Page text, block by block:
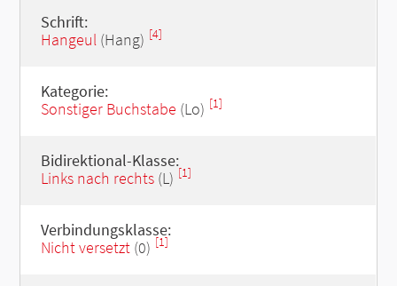
Schrift:
Hangeul(Hang) [4]
Kategorie:
Sonstiger Buchstabe (Lo) [1]
Bidirektional-Klasse:
Links nach rechts(L) [1]
Verbindungsklasse:
Nicht versetzt(0) [1]